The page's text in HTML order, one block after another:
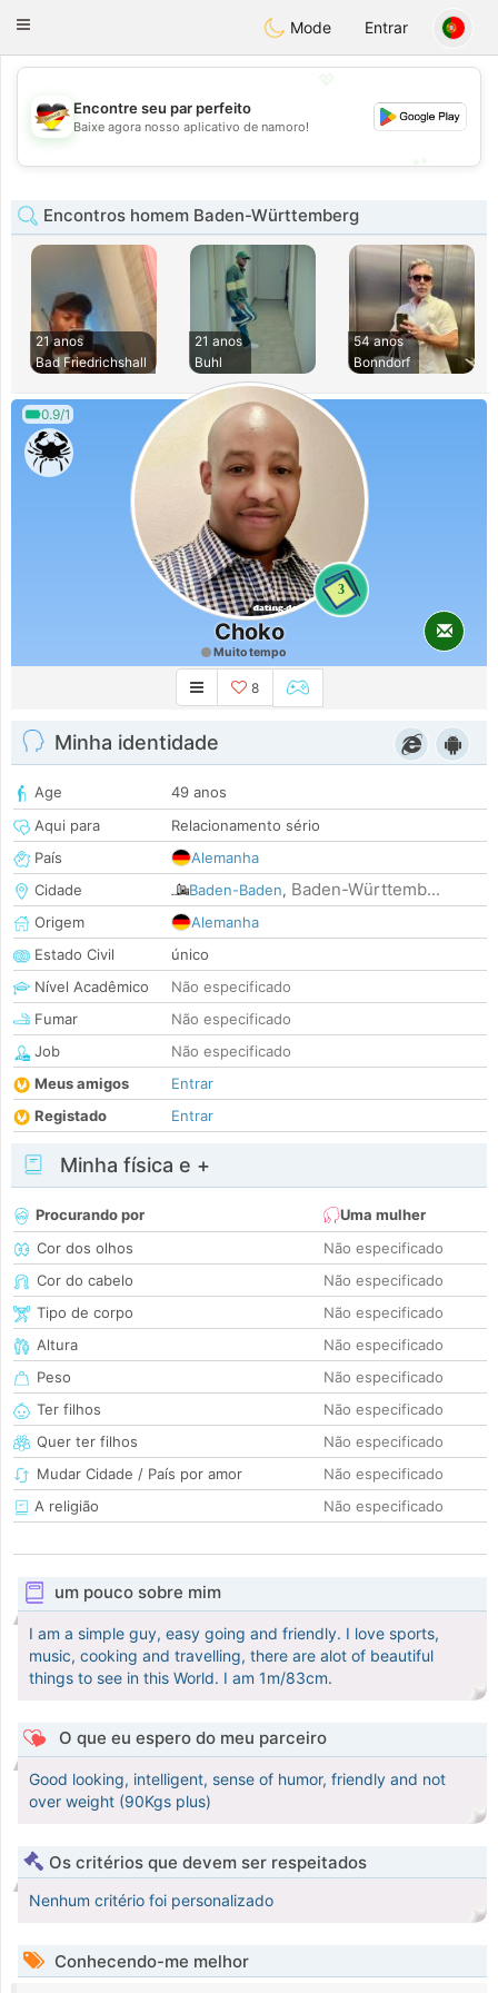
DeutschDating
Toggle
Mode Entrar
💖
💕
Encontre seu par perfeito
Baixe agora nosso aplicativo de namoro!
Encontros homem Baden-Württemberg
21 anos
Bad Friedrichshall
21 anos
Buhl
54 anos
Bonndorf
0.9/1
3
Choko
Muito tempo
8
Minha identidade
Age
49 anos
Aqui para
Relacionamento sério
País
Alemanha
Cidade
Baden-Baden, Baden-Württemb...
Origem
Alemanha
Estado Civil
único
Nível Acadêmico
Não especificado
Fumar
Não especificado
Job
Não especificado
Meus amigos
Entrar
Registado
Entrar
Minha física e +
Procurando por
Uma mulher
Cor dos olhos
Não especificado
Cor do cabelo
Não especificado
Tipo de corpo
Não especificado
Altura
Não especificado
Peso
Não especificado
Ter filhos
Não especificado
Quer ter filhos
Não especificado
Mudar Cidade / País por amor
Não especificado
A religião
Não especificado
um pouco sobre mim
I am a simple guy, easy going and friendly. I love sports,
music, cooking and travelling, there are alot of beautiful
things to see in this World. I am 1m/83cm.
O que eu espero do meu parceiro
Good looking, intelligent, sense of humor, friendly and not
over weight (90Kgs plus)
Os critérios que devem ser respeitados
Nenhum critério foi personalizado
Conhecendo-me melhor